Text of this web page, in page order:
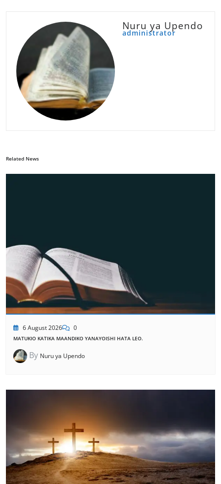
Nuru ya Upendo
administrator
Related News
6 August 2026 0
MATUKIO KATIKA MAANDIKO YANAYOISHI HATA LEO.
By Nuru ya Upendo